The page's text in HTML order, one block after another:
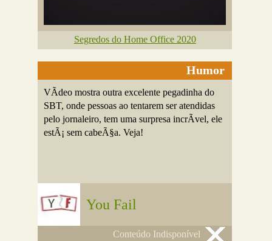
Segredos do Home Office 2020
Humor
VÃ­deo mostra outra excelente pegadinha do
SBT, onde pessoas ao tentarem ser atendidas
pelo jornaleiro, tem uma surpresa incrÃ­vel, ele
estÃ¡ sem cabeÃ§a. Veja!
You Fail
Conteúdo Indisponível